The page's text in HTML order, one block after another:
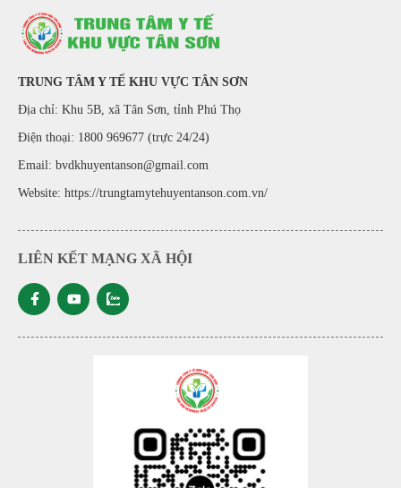
TRUNG TÂM Y TẾ KHU VỰC TÂN SƠN
Địa chỉ: Khu 5B, xã Tân Sơn, tỉnh Phú Thọ
Điện thoại: 1800 969677 (trực 24/24)
Email: bvdkhuyentanson@gmail.com
Website: https://trungtamytehuyentanson.com.vn/
LIÊN KẾT MẠNG XÃ HỘI